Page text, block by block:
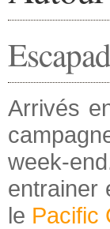
Arrivés
week-
entrainer
le Pacific